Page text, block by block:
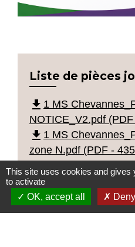
Liste de pièces
file_download 1 MS
NOTICE_V2.pdf
file_download 1 MS
zone N.pdf (PDF -
This site uses cookies and gives
to activate
OK, accept all